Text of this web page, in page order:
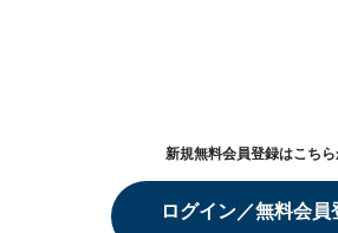
新規無料会員登録はこちら
ログイン／無料会員